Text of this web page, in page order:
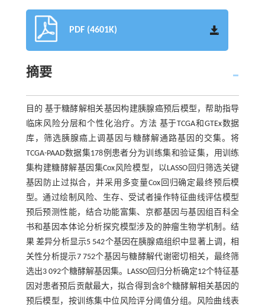
PDF (4601K)
摘要
目的 基于糖酵解相关基因构建胰腺癌预后模型，帮助指导
临床风险分层和个性化治疗。方法 基于TCGA和GTEx数据
库，筛选胰腺癌上调基因与糖酵解通路基因的交集。将
TCGA-PAAD数据集178例患者分为训练集和验证集，用训练
集构建糖酵解基因集Cox风险模型，以LASSO回归筛选关键
基因防止过拟合，并采用多变量Cox回归确定最终预后模
型。通过绘制风险、生存、受试者操作特征曲线评估模型
预后预测性能，结合功能富集、京都基因与基因组百科全
书和基因本体论分析探究模型涉及的肿瘤生物学机制。结
果 差异分析显示5 542个基因在胰腺癌组织中显著上调，相
关性分析提示7 752个基因与糖酵解代谢密切相关，最终筛
选出3 092个糖酵解基因集。LASSO回归分析确定12个特征基
因对患者预后贡献最大，拟合得到含8个糖酵解相关基因的
预后模型，按训练集中位风险评分阈值分组。风险曲线表